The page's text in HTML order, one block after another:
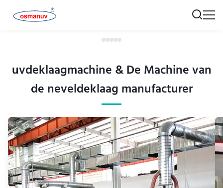
uvdeklaagmachine & De Machine van
de neveldeklaag manufacturer